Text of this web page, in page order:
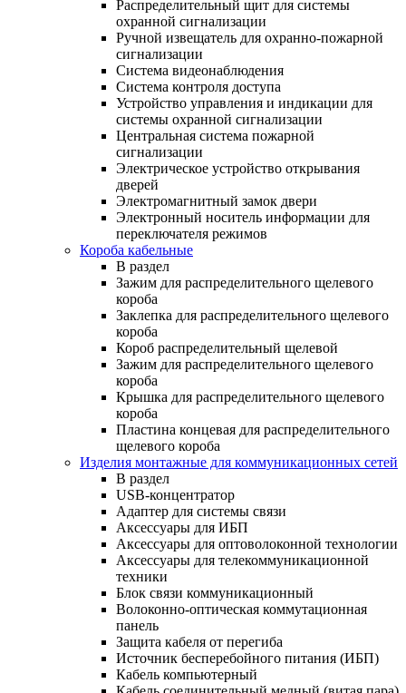
Распределительный щит для системы
охранной сигнализации
Ручной извещатель для охранно-пожарной
сигнализации
Система видеонаблюдения
Система контроля доступа
Устройство управления и индикации для
системы охранной сигнализации
Центральная система пожарной
сигнализации
Электрическое устройство открывания
дверей
Электромагнитный замок двери
Электронный носитель информации для
переключателя режимов
Короба кабельные
В раздел
Зажим для распределительного щелевого
короба
Заклепка для распределительного щелевого
короба
Короб распределительный щелевой
Зажим для распределительного щелевого
короба
Крышка для распределительного щелевого
короба
Пластина концевая для распределительного
щелевого короба
Изделия монтажные для коммуникационных сетей
В раздел
USB-концентратор
Адаптер для системы связи
Аксессуары для ИБП
Аксессуары для оптоволоконной технологии
Аксессуары для телекоммуникационной
техники
Блок связи коммуникационный
Волоконно-оптическая коммутационная
панель
Защита кабеля от перегиба
Источник бесперебойного питания (ИБП)
Кабель компьютерный